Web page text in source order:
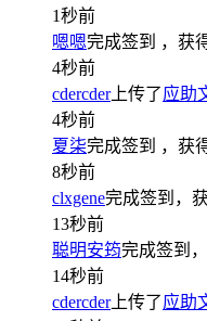
1秒前
嗯嗯完成签到 ，获
4秒前
cdercder上传了应助
4秒前
夏柒完成签到 ，获
8秒前
clxgene完成签到，
13秒前
聪明安筠完成签到
14秒前
cdercder上传了应助